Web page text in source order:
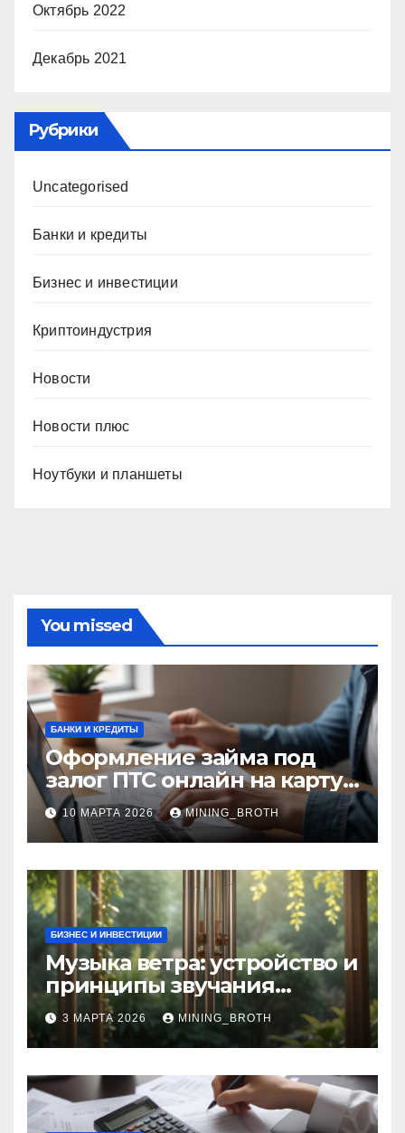
Октябрь 2022
Декабрь 2021
Рубрики
Uncategorised
Банки и кредиты
Бизнес и инвестиции
Криптоиндустрия
Новости
Новости плюс
Ноутбуки и планшеты
You missed
БАНКИ И КРЕДИТЫ
Оформление займа под
залог ПТС онлайн на карту
без визита в офис: порядок,
требования и документы
10 МАРТА 2026 MINING_BROTH
БИЗНЕС И ИНВЕСТИЦИИ
Музыка ветра: устройство и
принципы звучания
колокольчиков
3 МАРТА 2026 MINING_BROTH